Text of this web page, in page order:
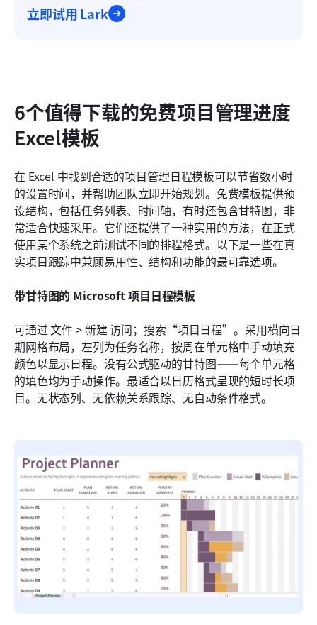
立即试用 Lark
6个值得下载的免费项目管理进度
Excel模板
在 Excel 中找到合适的项目管理日程模板可以节省数小时
的设置时间，并帮助团队立即开始规划。免费模板提供预
设结构，包括任务列表、时间轴，有时还包含甘特图，非
常适合快速采用。它们还提供了一种实用的方法，在正式
使用某个系统之前测试不同的排程格式。以下是一些在真
实项目跟踪中兼顾易用性、结构和功能的最可靠选项。
带甘特图的 Microsoft 项目日程模板
可通过 文件 > 新建 访问；搜索“项目日程”。采用横向日
期网格布局，左列为任务名称，按周在单元格中手动填充
颜色以显示日程。没有公式驱动的甘特图——每个单元格
的填色均为手动操作。最适合以日历格式呈现的短时长项
目。无状态列、无依赖关系跟踪、无自动条件格式。